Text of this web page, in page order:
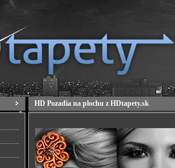
HD Pozadia na plochu z HDtapety.sk